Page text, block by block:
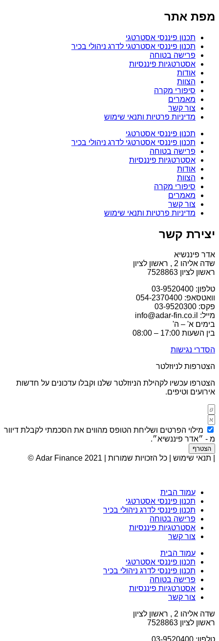
מפת אתר
תכנון פיננסי אסטרטגי
תכנון פיננסי אסטרטגי לדרג ניהולי בכיר
פרישה בטוחה
אסטרטגיות פיננסיות
אודות
הצוות
סיפורי מקרה
מאמרים
צור קשר
מדיניות פרטיות ותנאי שימוש
תכנון פיננסי אסטרטגי
תכנון פיננסי אסטרטגי לדרג ניהולי בכיר
פרישה בטוחה
אסטרטגיות פיננסיות
אודות
הצוות
סיפורי מקרה
מאמרים
צור קשר
מדיניות פרטיות ותנאי שימוש
יצירת קשר
אדר פיננשיא
שדה אליהו 2 , ראשון לציון
ראשון לציון 7528863
טלפון: 03-9520400
וואטסאפ: 054-2370400
פקס: 03-9520300
מייל: info@adar-fin.co.il
בימים א' – ה'
בין השעות 17:00 – 08:00
הסדרי נגישות
הצטרפות לניוזלטר
הצטרפו עכשיו לקהילת הניוזלטר שלנו וקבלו עדכונים על חדשות
אירועים וטיפים.
מילוי הפרטים ושליחת הטופס מהווים את הסכמתי לקבלת דיוור
מ - ״אדר פיננשיא״.
הצטרף
| תנאי שימוש | כל הזכויות שמורות | Adar Finance 2021 ©
עמוד הבית
תכנון פיננסי אסטרטגי
תכנון פיננסי לדרג ניהולי בכיר
פרישה בטוחה
אסטרטגיות פיננסיות
צור קשר
עמוד הבית
תכנון פיננסי אסטרטגי
תכנון פיננסי לדרג ניהולי בכיר
פרישה בטוחה
אסטרטגיות פיננסיות
צור קשר
שדה אליהו 2 , ראשון לציון
ראשון לציון 7528863